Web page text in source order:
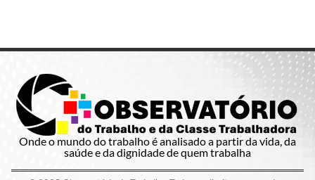
Onde o mundo do trabalho é analisado a partir da vida, da
saúde e da dignidade de quem trabalha